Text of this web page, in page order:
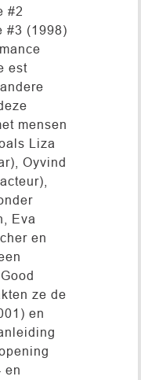
#2
#3 (1998)
est
mensen
Liza
Oyvind
Eva
en
ze de
en
en